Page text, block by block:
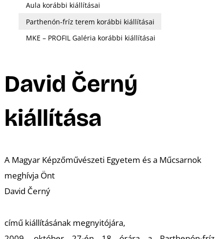
Aula korábbi kiállításai
Parthenón-fríz terem korábbi kiállításai
MKE – PROFIL Galéria korábbi kiállításai
David Černý
kiállítása
A Magyar Képzőművészeti Egyetem és a Műcsarnok
meghívja Önt
David Černý
című kiállításának megnyitójára,